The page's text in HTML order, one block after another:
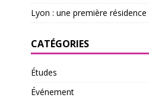
Lyon : une première
CATÉGORIES
Études
Événement